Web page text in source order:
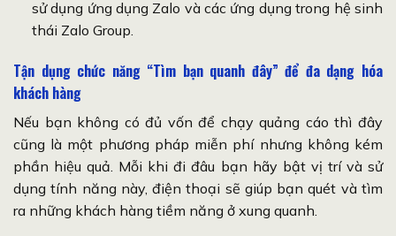
sử dụng ứng dụng Zalo và các ứng dụng trong hệ sinh
thái Zalo Group.
Tận dụng chức năng “Tìm bạn quanh đây” để đa dạng hóa
khách hàng
Nếu bạn không có đủ vốn để chạy quảng cáo thì đây
cũng là một phương pháp miễn phí nhưng không kém
phần hiệu quả. Mỗi khi đi đâu bạn hãy bật vị trí và sử
dụng tính năng này, điện thoại sẽ giúp bạn quét và tìm
ra những khách hàng tiềm năng ở xung quanh.